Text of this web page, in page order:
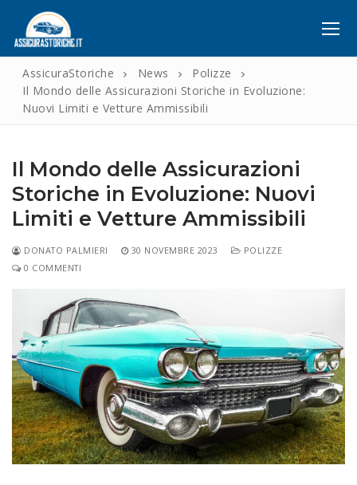
contenuto
Polizze
Polizze per Veicoli Ventennali
Polizze per Veicoli Over 30
Altre Polizze
Servizi
Istruttoria Pratica ASI
Assistenza Stradale
Tutela Legale
News
AssicuraStoriche News
Polizze
Il Mondo delle Assicurazioni Storiche in Evoluzione:
Nuovi Limiti e Vetture Ammissibili
Il Mondo delle Assicurazioni
Storiche in Evoluzione: Nuovi
Limiti e Vetture Ammissibili
DONATO PALMIERI 30 NOVEMBRE 2023
POLIZZE
0 COMMENTI